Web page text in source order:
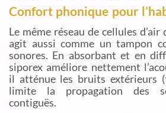
Confort phonique pour
Le même réseau de cellules
agit aussi comme un tampon
sonores. En absorbant et en
siporex améliore nettement
il atténue les bruits extérieurs
limite la propagation des
contiguës.